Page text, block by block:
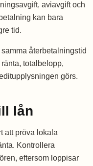
aviavgift och
kan bara
tid.
återbetalningstid
totalbelopp,
görs.
lån
att pröva lokala
Kontrollera
eftersom loppisar